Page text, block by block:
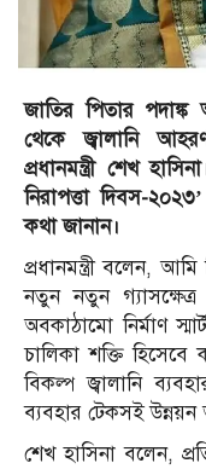
জাতির পিতার
থেকে জ্বালানি
প্রধানমন্ত্রী শেখ
নিরাপত্তা দিবস-
কথা জানান।
প্রধানমন্ত্রী বলেন,
নতুন নতুন
অবকাঠামো নির্মাণ
চালিকা শক্তি
বিকল্প জ্বালানি
ব্যবহার টেকসই
শেখ হাসিনা বলেন,